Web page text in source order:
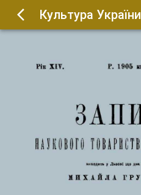
Культура України